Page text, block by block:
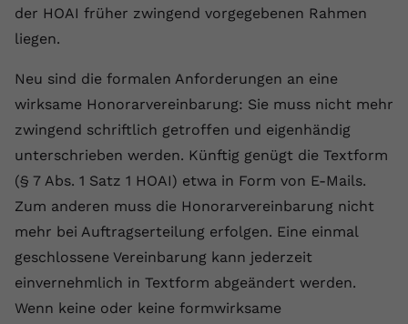
der HOAI früher zwingend vorgegebenen Rahmen
liegen.
Neu sind die formalen Anforderungen an eine
wirksame Honorarvereinbarung: Sie muss nicht mehr
zwingend schriftlich getroffen und eigenhändig
unterschrieben werden. Künftig genügt die Textform
(§ 7 Abs. 1 Satz 1 HOAI) etwa in Form von E-Mails.
Zum anderen muss die Honorarvereinbarung nicht
mehr bei Auftragserteilung erfolgen. Eine einmal
geschlossene Vereinbarung kann jederzeit
einvernehmlich in Textform abgeändert werden.
Wenn keine oder keine formwirksame
Name
Anbieter youtube.com
Dieser von YouTube gesetzte Cookie
registriert eine eindeutige ID, um
gesehen hat.
yt.innertube::nextId